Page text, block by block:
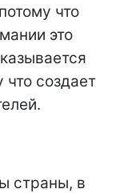
что
это
создает
страны, в